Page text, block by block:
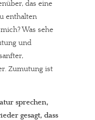
das eine
enthalten
Was sehe
und
Zumutung ist
sprechen,
gesagt, dass